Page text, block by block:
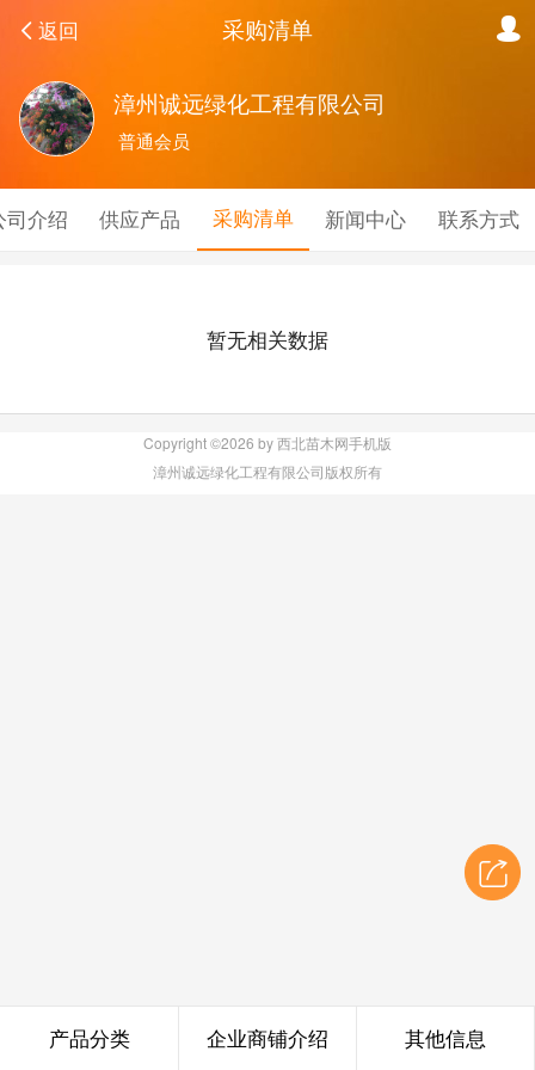
返回 采购清单
漳州诚远绿化工程有限公司
普通会员
司介绍 供应产品 采购清单 新闻中心 联系方式
暂无相关数据
Copyright ©2026 by 西北苗木网手机版
漳州诚远绿化工程有限公司版权所有
产品分类 企业商铺介绍 其他信息